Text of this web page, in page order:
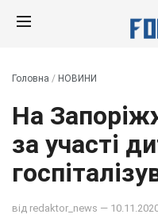
Головна / НОВИНИ
На
за участі
від redaktor_news —